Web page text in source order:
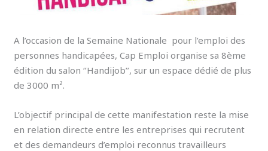
A l’occasion de la Semaine Nationale pour l’emploi des
personnes handicapées, Cap Emploi organise sa 8ème
édition du salon ‘’Handijob’’, sur un espace dédié de plus
de 3000 m².
L’objectif principal de cette manifestation reste la mise
en relation directe entre les entreprises qui recrutent
et des demandeurs d’emploi reconnus travailleurs